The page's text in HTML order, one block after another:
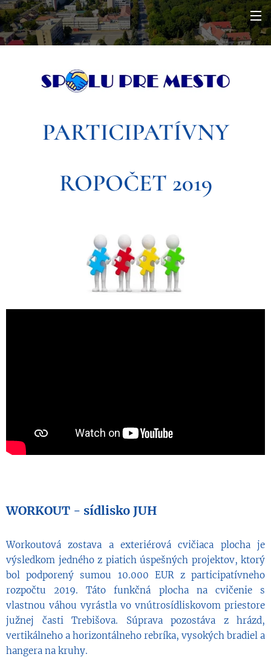
PARTICIPATÍVNY
ROPOČET 2019
WORKOUT - sídlisko JUH
Workoutová zostava a exteriérová cvičiaca plocha je
výsledkom jedného z piatich úspešných projektov, ktorý
bol podporený sumou 10.000 EUR z participatívneho
rozpočtu 2019. Táto funkčná plocha na cvičenie s
vlastnou váhou vyrástla vo vnútrosídliskovom priestore
južnej časti Trebišova. Súprava pozostáva z hrázd,
vertikálneho a horizontálneho rebríka, vysokých bradiel a
hangera na kruhy.